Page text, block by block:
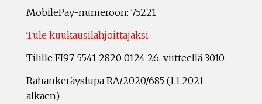
MobilePay-numeroon: 75221
Tule kuukausilahjoittajaksi
Tilille FI97 5541 2820 0124 26, viitteellä 3010
Rahankeräyslupa RA/2020/685 (1.1.2021
alkaen)